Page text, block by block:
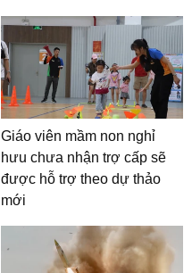
Giáo viên mầm non nghỉ
hưu chưa nhận trợ cấp sẽ
được hỗ trợ theo dự thảo
mới